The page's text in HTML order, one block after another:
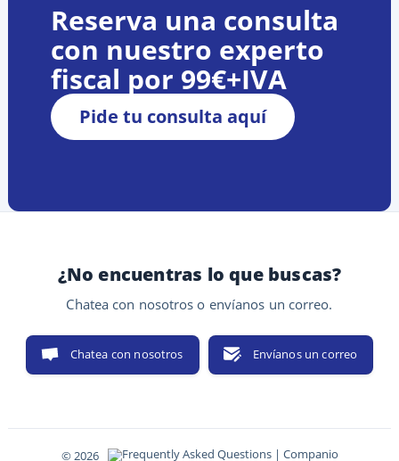
Reserva una consulta
con nuestro experto
fiscal por 99€+IVA
Pide tu consulta aquí
¿No encuentras lo que buscas?
Chatea con nosotros o envíanos un correo.
Chatea con nosotros Envíanos un correo
© 2026